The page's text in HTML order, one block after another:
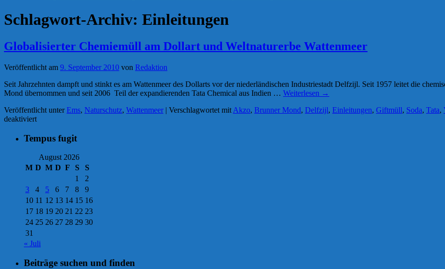
Schlagwort-Archiv: Einleitungen
Globalisierter Chemiemüll am Dollart und Weltnaturerbe Wattenmeer
Veröffentlicht am 9. September 2010 von Redaktion
Seit Jahrzehnten dampft und stinkt es am Wattenmeer des Dollarts vor der niederländischen Industriestadt Delfzijl. Seit 1957 leitet die
Mond übernommen und seit 2006 Teil der expandierenden Tata Chemical aus Indien … Weiterlesen →
Veröffentlicht unter Ems, Naturschutz, Wattenmeer | Verschlagwortet mit Akzo, Brunner Mond, Delfzijl, Einleitungen, Giftmüll, Soda, Tata,
deaktiviertfür
Chemiemüll
am
Dollart
und
Weltnaturerbe
Tempus fugit
August 2026
M D M D F S
S
1
2
3
4 5 6 7 8
9
10 11 12 13 14 15 16
17 18 19 20 21 22 23
24 25 26 27 28 29 30
31
« Juli
Beiträge suchen und finden